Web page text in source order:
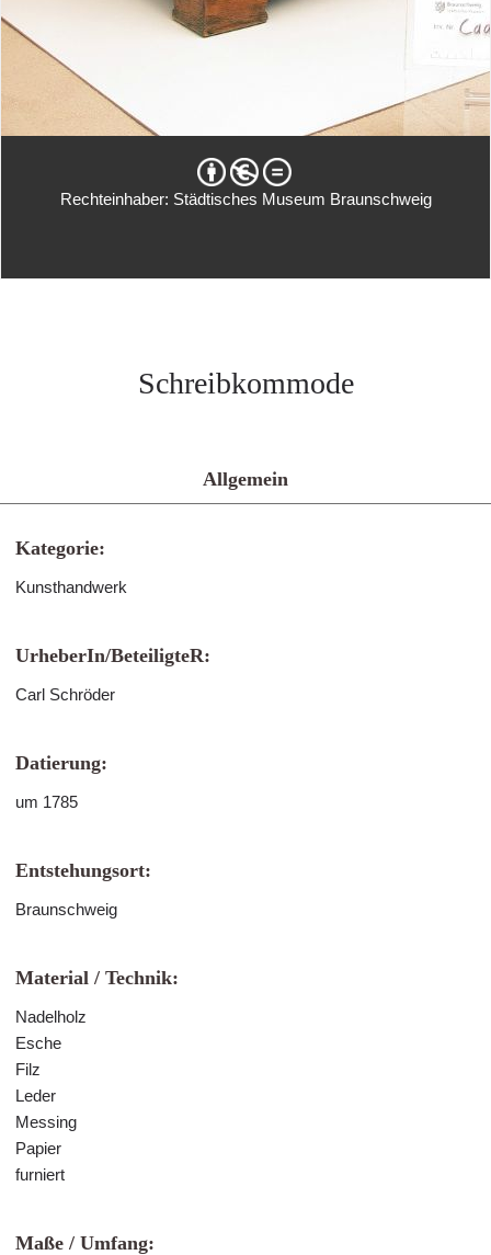
Rechteinhaber: Städtisches Museum Braunschweig
Schreibkommode
Allgemein
Kategorie:
Kunsthandwerk
UrheberIn/BeteiligteR:
Carl Schröder
Datierung:
um 1785
Entstehungsort:
Braunschweig
Material / Technik:
Nadelholz
Esche
Filz
Leder
Messing
Papier
furniert
Maße / Umfang: